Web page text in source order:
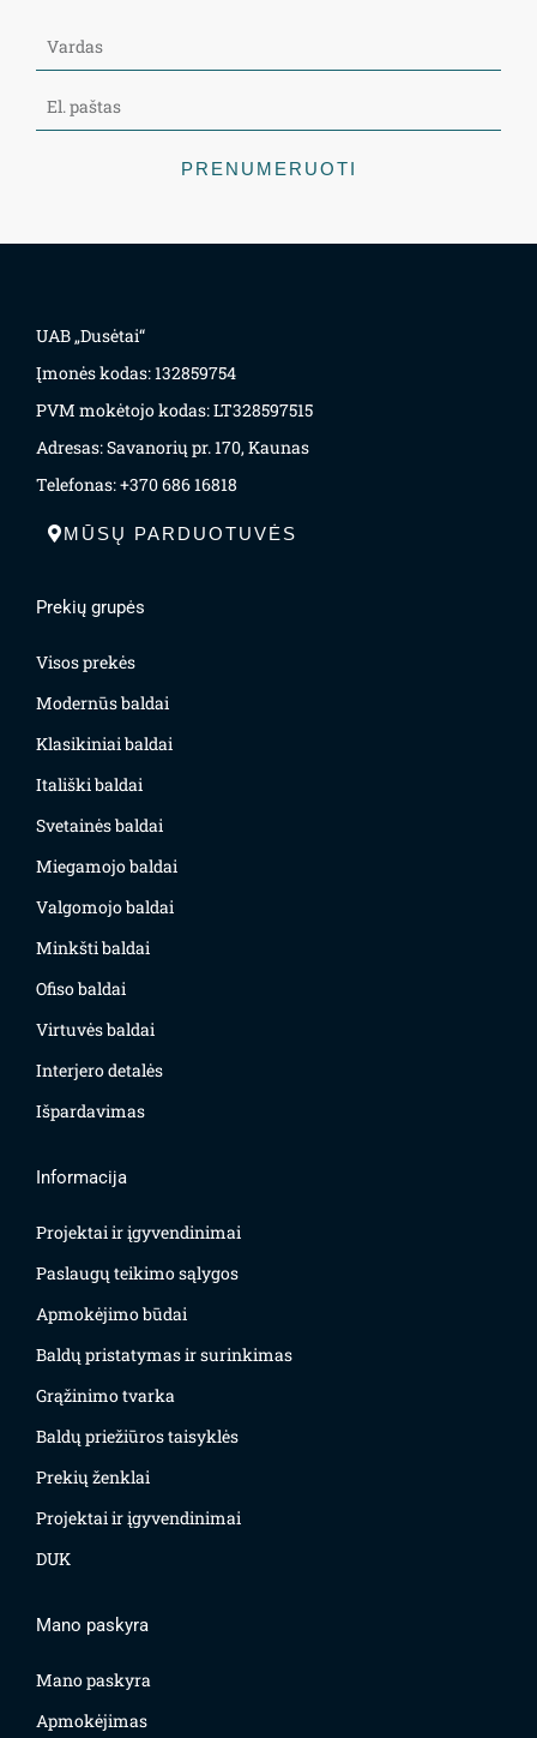
PRENUMERUOTI
UAB „Dusėtai“
Įmonės kodas: 132859754
PVM mokėtojo kodas: LT328597515
Adresas: Savanorių pr. 170, Kaunas
Telefonas: +370 686 16818
MŪSŲ PARDUOTUVĖS
Prekių grupės
Visos prekės
Modernūs baldai
Klasikiniai baldai
Itališki baldai
Svetainės baldai
Miegamojo baldai
Valgomojo baldai
Minkšti baldai
Ofiso baldai
Virtuvės baldai
Interjero detalės
Išpardavimas
Informacija
Projektai ir įgyvendinimai
Paslaugų teikimo sąlygos
Apmokėjimo būdai
Baldų pristatymas ir surinkimas
Grąžinimo tvarka
Baldų priežiūros taisyklės
Prekių ženklai
Projektai ir įgyvendinimai
DUK
Mano paskyra
Mano paskyra
Apmokėjimas